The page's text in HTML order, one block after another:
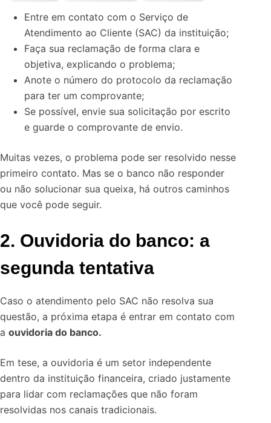
Entre em contato com o Serviço de
Atendimento ao Cliente (SAC) da instituição;
Faça sua reclamação de forma clara e
objetiva, explicando o problema;
Anote o número do protocolo da reclamação
para ter um comprovante;
Se possível, envie sua solicitação por escrito
e guarde o comprovante de envio.
Muitas vezes, o problema pode ser resolvido nesse
primeiro contato. Mas se o banco não responder
ou não solucionar sua queixa, há outros caminhos
que você pode seguir.
2. Ouvidoria do banco: a
segunda tentativa
Caso o atendimento pelo SAC não resolva sua
questão, a próxima etapa é entrar em contato com
a ouvidoria do banco.
Em tese, a ouvidoria é um setor independente
dentro da instituição financeira, criado justamente
para lidar com reclamações que não foram
resolvidas nos canais tradicionais.